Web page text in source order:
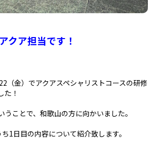
クア担当です！
（金）でアクアスペシャリストコースの研修
た！
うことで、和歌山の方に向かいました。
1日目の内容について紹介致します。